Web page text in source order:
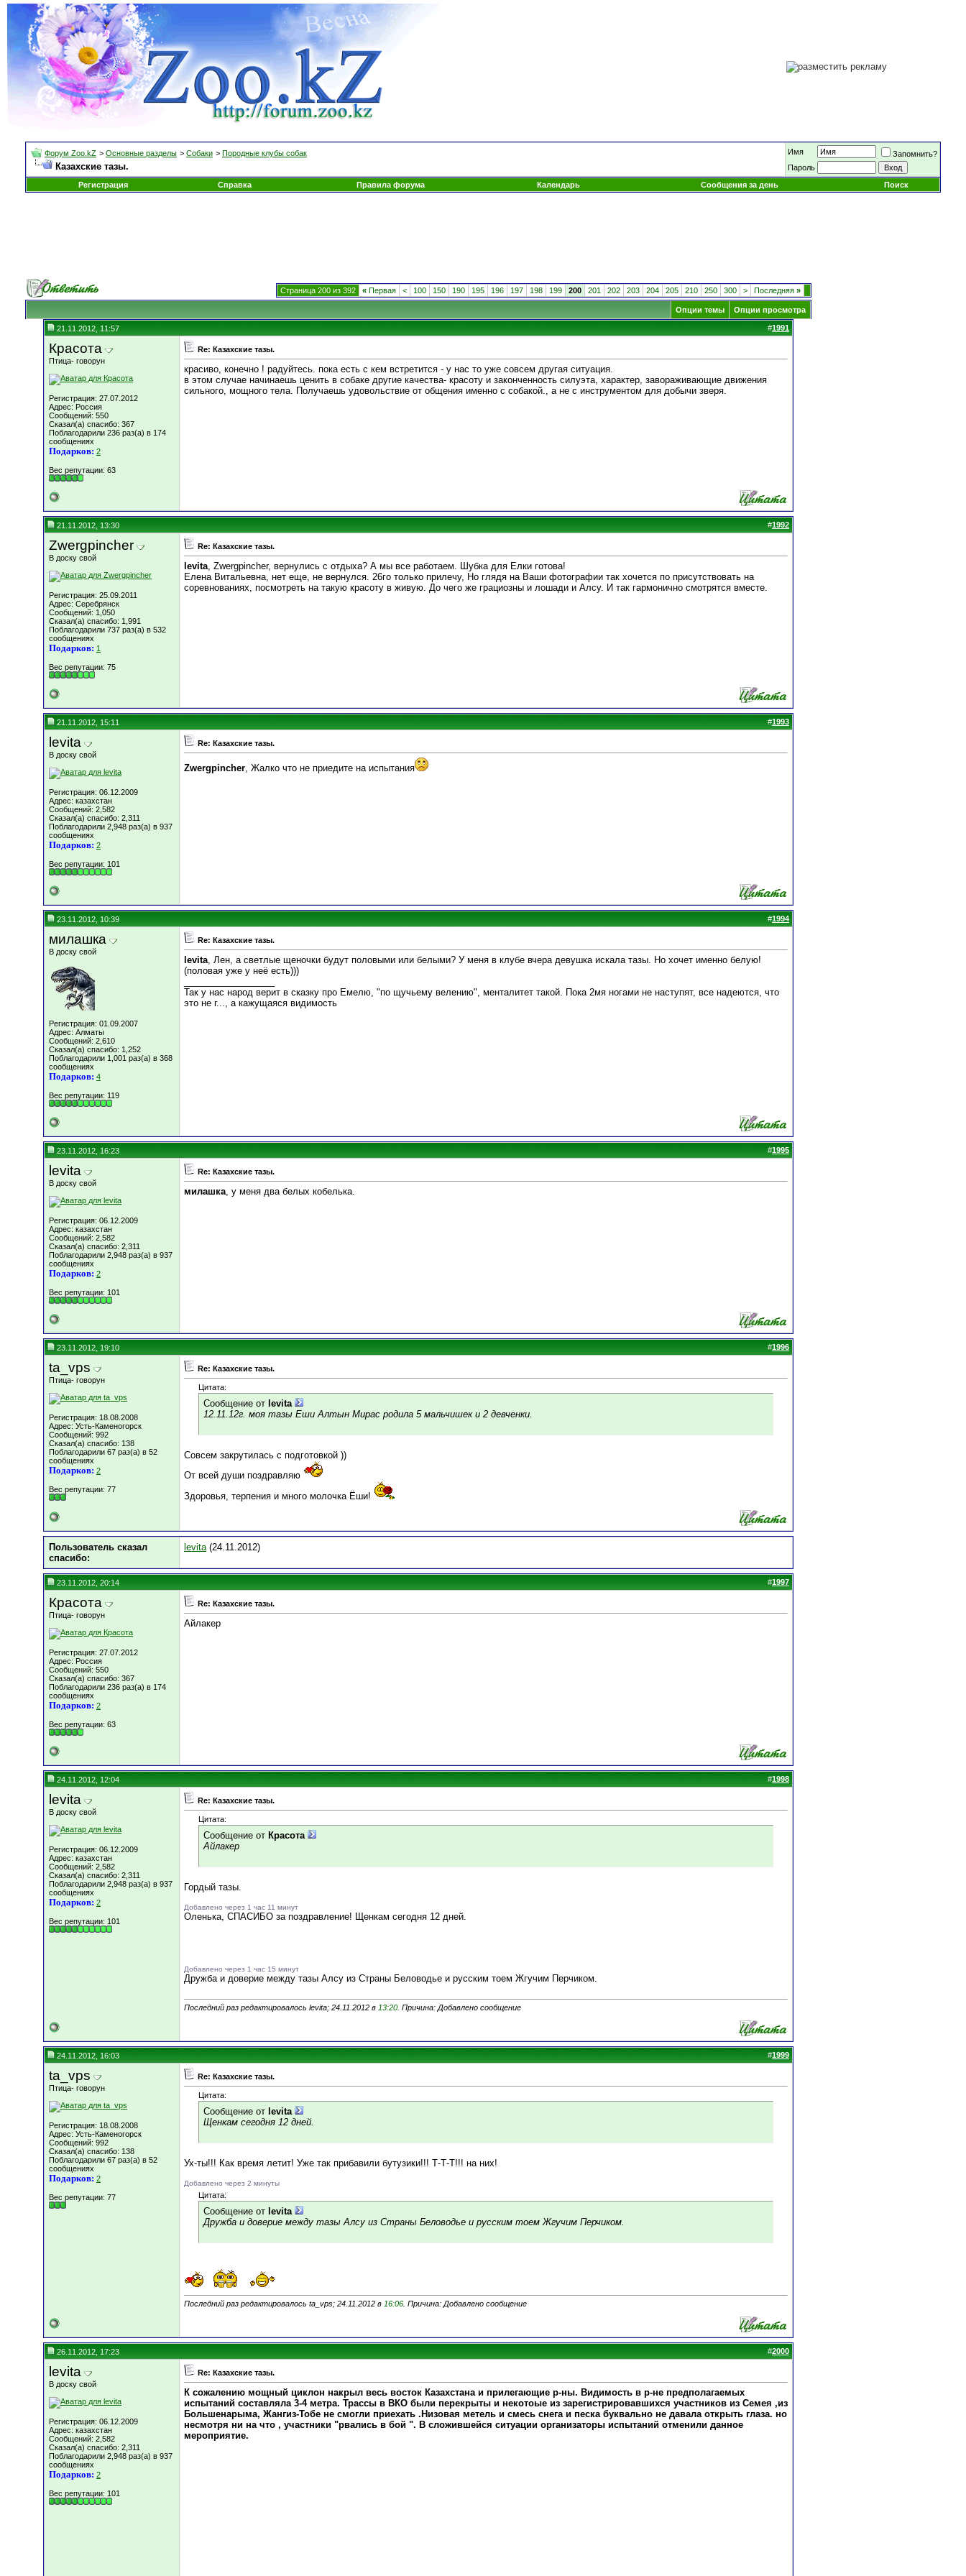
Форум Zoo.kZ > Основные разделы > Собаки > Породные клубы собак
Казахские тазы.
Имя
Запомнить?
Пароль
Регистрация
Справка Правила форума Календарь Сообщения за день Поиск
Страница 200 из 392 « Первая < 100 150 190 195 196 197 198 199 200 201 202 203 204 205 210 250 300 > Последняя »
Опции темы Опции просмотра
21.11.2012, 11:57 #1991
Красота
Птица- говорун
Регистрация: 27.07.2012
Адрес: Россия
Сообщений: 550
Сказал(а) спасибо: 367
Поблагодарили 236 раз(а) в 174
сообщениях
Подарков: 2
Вес репутации: 63
Re: Казахские тазы.
красиво, конечно ! радуйтесь. пока есть с кем встретится - у нас то уже совсем другая ситуация.
в этом случае начинаешь ценить в собаке другие качества- красоту и законченность силуэта, характер, завораживающие движения
сильного, мощного тела. Получаешь удовольствие от общения именно с собакой., а не с инструментом для добычи зверя.
21.11.2012, 13:30 #1992
Zwergpincher
В доску свой
Регистрация: 25.09.2011
Адрес: Серебрянск
Сообщений: 1,050
Сказал(а) спасибо: 1,991
Поблагодарили 737 раз(а) в 532
сообщениях
Подарков: 1
Вес репутации: 75
Re: Казахские тазы.
levita, Zwergpincher, вернулись с отдыха? А мы все работаем. Шубка для Елки готова!
Елена Витальевна, нет еще, не вернулся. 26го только прилечу, Но глядя на Ваши фотографии так хочется по присутствовать на
соревнованиях, посмотреть на такую красоту в живую. До чего же грациозны и лошади и Алсу. И так гармонично смотрятся вместе.
21.11.2012, 15:11 #1993
levita
В доску свой
Регистрация: 06.12.2009
Адрес: казахстан
Сообщений: 2,582
Сказал(а) спасибо: 2,311
Поблагодарили 2,948 раз(а) в 937
сообщениях
Подарков: 2
Вес репутации: 101
Re: Казахские тазы.
Zwergpincher, Жалко что не приедите на испытания
23.11.2012, 10:39 #1994
милашка
В доску свой
Регистрация: 01.09.2007
Адрес: Алматы
Сообщений: 2,610
Сказал(а) спасибо: 1,252
Поблагодарили 1,001 раз(а) в 368
сообщениях
Подарков: 4
Вес репутации: 119
Re: Казахские тазы.
levita, Лен, а светлые щеночки будут половыми или белыми? У меня в клубе вчера девушка искала тазы. Но хочет именно белую!
(половая уже у неё есть)))
Так у нас народ верит в сказку про Емелю, "по щучьему велению", менталитет такой. Пока 2мя ногами не наступят, все надеются, что
это не г..., а кажущаяся видимость
23.11.2012, 16:23 #1995
levita
В доску свой
Регистрация: 06.12.2009
Адрес: казахстан
Сообщений: 2,582
Сказал(а) спасибо: 2,311
Поблагодарили 2,948 раз(а) в 937
сообщениях
Подарков: 2
Вес репутации: 101
Re: Казахские тазы.
милашка, у меня два белых кобелька.
23.11.2012, 19:10 #1996
ta_vps
Птица- говорун
Регистрация: 18.08.2008
Адрес: Усть-Каменогорск
Сообщений: 992
Сказал(а) спасибо: 138
Поблагодарили 67 раз(а) в 52
сообщениях
Подарков: 2
Вес репутации: 77
Re: Казахские тазы.
Цитата:
Сообщение от levita
12.11.12г. моя тазы Еши Алтын Мирас родила 5 мальчишек и 2 девченки.
Совсем закрутилась с подготовкой ))
От всей души поздравляю
Здоровья, терпения и много молочка Ёши!
Пользователь сказал
cпасибо:
levita(24.11.2012)
23.11.2012, 20:14 #1997
Красота
Птица- говорун
Регистрация: 27.07.2012
Адрес: Россия
Сообщений: 550
Сказал(а) спасибо: 367
Поблагодарили 236 раз(а) в 174
сообщениях
Подарков: 2
Вес репутации: 63
Re: Казахские тазы.
Айлакер
24.11.2012, 12:04 #1998
levita
В доску свой
Регистрация: 06.12.2009
Адрес: казахстан
Сообщений: 2,582
Сказал(а) спасибо: 2,311
Поблагодарили 2,948 раз(а) в 937
сообщениях
Подарков: 2
Вес репутации: 101
Re: Казахские тазы.
Цитата:
Сообщение от Красота
Айлакер
Гордый тазы.
Добавлено через 1 час 11 минут
Оленька, СПАСИБО за поздравление! Щенкам сегодня 12 дней.
Добавлено через 1 час 15 минут
Дружба и доверие между тазы Алсу из Страны Беловодье и русским тоем Жгучим Перчиком.
Последний раз редактировалось levita; 24.11.2012 в 13:20 . Причина: Добавлено сообщение
24.11.2012, 16:03 #1999
ta_vps
Птица- говорун
Регистрация: 18.08.2008
Адрес: Усть-Каменогорск
Сообщений: 992
Сказал(а) спасибо: 138
Поблагодарили 67 раз(а) в 52
сообщениях
Подарков: 2
Вес репутации: 77
Re: Казахские тазы.
Цитата:
Сообщение от levita
Щенкам сегодня 12 дней.
Ух-ты!!! Как время летит! Уже так прибавили бутузики!!! Т-Т-Т!!! на них!
Добавлено через 2 минуты
Цитата:
Сообщение от levita
Дружба и доверие между тазы Алсу из Страны Беловодье и русским тоем Жгучим Перчиком.
Последний раз редактировалось ta_vps; 24.11.2012 в 16:06 . Причина: Добавлено сообщение
26.11.2012, 17:23 #2000
levita
В доску свой
Регистрация: 06.12.2009
Адрес: казахстан
Сообщений: 2,582
Сказал(а) спасибо: 2,311
Поблагодарили 2,948 раз(а) в 937
сообщениях
Подарков: 2
Вес репутации: 101
Re: Казахские тазы.
К сожалению мощный циклон накрыл весь восток Казахстана и прилегающие р-ны. Видимость в р-не предполагаемых
испытаний составляла 3-4 метра. Трассы в ВКО были перекрыты и некотоые из зарегистрировавшихся участников из Семея ,из
Большенарыма, Жангиз-Тобе не смогли приехать .Низовая метель и смесь снега и песка буквально не давала открыть глаза. но
несмотря ни на что , участники "рвались в бой ". В сложившейся ситуации организаторы испытаний отменили данное
мероприятие.